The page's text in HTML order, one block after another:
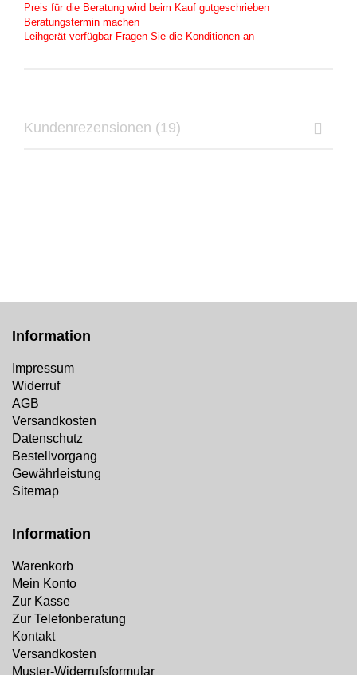
Preis für die Beratung wird beim Kauf gutgeschrieben
​Beratungstermin machen
Leihgerät verfügbar Fragen Sie die Konditionen an
Kundenrezensionen (19)
Information
Impressum
Widerruf
AGB
Versandkosten
Datenschutz
Bestellvorgang
Gewährleistung
Sitemap
Information
Warenkorb
Mein Konto
Zur Kasse
Zur Telefonberatung
Kontakt
Versandkosten
Muster-Widerrufsformular